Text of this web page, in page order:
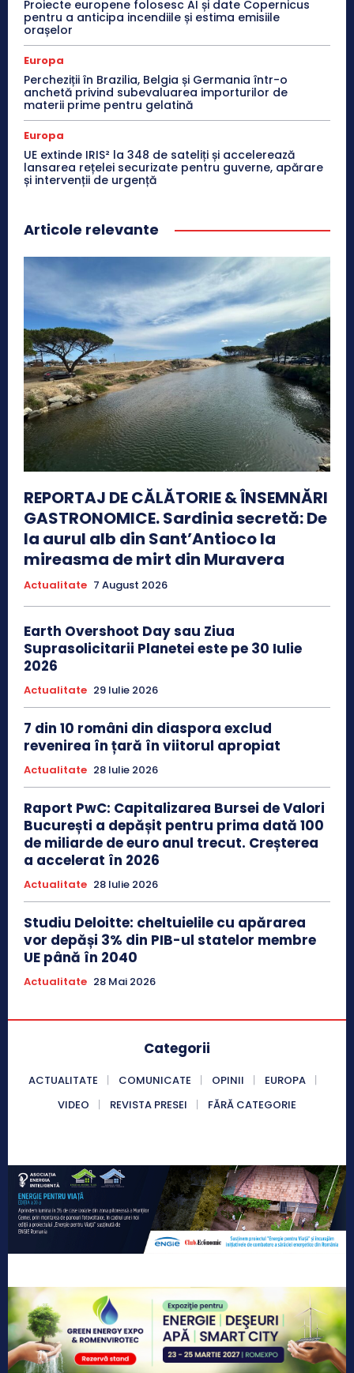
Proiecte europene folosesc AI și date Copernicus
pentru a anticipa incendiile și estima emisiile
orașelor
Europa
Percheziții în Brazilia, Belgia și Germania într-o
anchetă privind subevaluarea importurilor de
materii prime pentru gelatină
Europa
UE extinde IRIS² la 348 de sateliți și accelerează
lansarea rețelei securizate pentru guverne, apărare
și intervenții de urgență
Articole relevante
REPORTAJ DE CĂLĂTORIE & ÎNSEMNĂRI
GASTRONOMICE. Sardinia secretă: De
la aurul alb din Sant’Antioco la
mireasma de mirt din Muravera
Actualitate 7 August 2026
Earth Overshoot Day sau Ziua
Suprasolicitarii Planetei este pe 30 Iulie
2026
Actualitate 29 Iulie 2026
7 din 10 români din diaspora exclud
revenirea în țară în viitorul apropiat
Actualitate 28 Iulie 2026
Raport PwC: Capitalizarea Bursei de Valori
București a depășit pentru prima dată 100
de miliarde de euro anul trecut. Creșterea
a accelerat în 2026
Actualitate 28 Iulie 2026
Studiu Deloitte: cheltuielile cu apărarea
vor depăși 3% din PIB-ul statelor membre
UE până în 2040
Actualitate 28 Mai 2026
Categorii
ACTUALITATE COMUNICATE OPINII
EUROPA
VIDEO
REVISTA PRESEI FĂRĂ CATEGORIE